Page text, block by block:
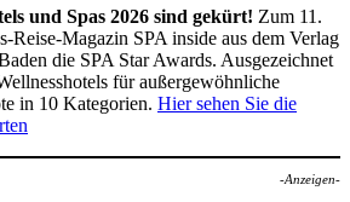
und Spas 2026 sind gekürt! Zum 11.
Reise-Magazin SPA inside aus dem Verlag
die SPA Star Awards. Ausgezeichnet
für außergewöhnliche
in 10 Kategorien. Hier sehen Sie die
-Anzeigen-